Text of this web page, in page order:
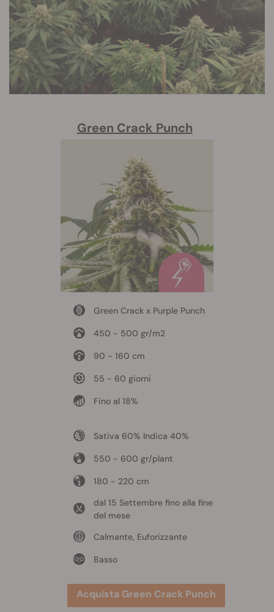
Green Crack Punch
Green Crack x Purple Punch
450 - 500 gr/m2
90 - 160 cm
55 - 60 giorni
Fino al 18%
Sativa 60% Indica 40%
550 - 600 gr/plant
180 - 220 cm
dal 15 Settembre fino alla fine
del mese
Calmante, Euforizzante
Basso
Acquista Green Crack Punch